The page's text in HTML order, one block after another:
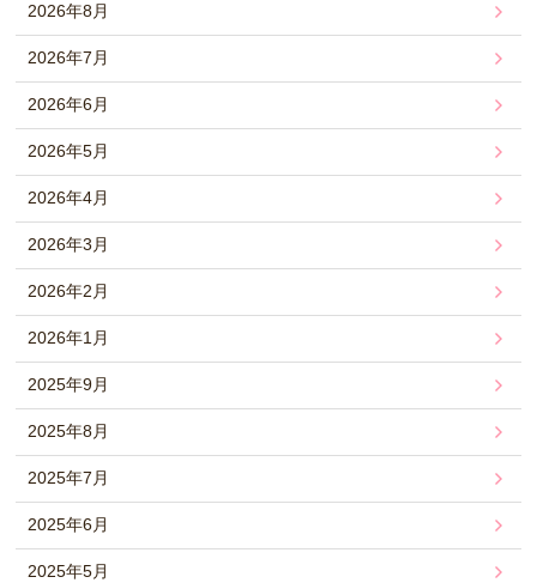
2026年8月
2026年7月
2026年6月
2026年5月
2026年4月
2026年3月
2026年2月
2026年1月
2025年9月
2025年8月
2025年7月
2025年6月
2025年5月